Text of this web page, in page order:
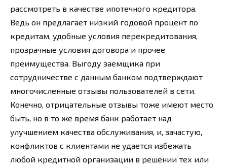
рассмотреть в качестве ипотечного кредитора.
Ведь он предлагает низкий годовой процент по
кредитам, удобные условия перекредитования,
прозрачные условия договора и прочее
преимущества. Выгоду заемщика при
сотрудничестве с данным банком подтверждают
многочисленные отзывы пользователей в сети.
Конечно, отрицательные отзывы тоже имеют место
быть, но в то же время банк работает над
улучшением качества обслуживания, и, зачастую,
конфликтов с клиентами не удается избежать
любой кредитной организации в решении тех или